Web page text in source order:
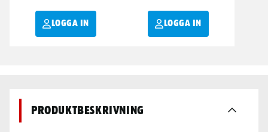
LOGGA IN LOGGA IN
Produktbeskrivning